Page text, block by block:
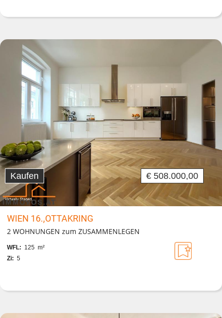
Kaufen € 508.000,00
WIEN 16.,OTTAKRING
2 WOHNUNGEN zum ZUSAMMENLEGEN
WFL: 125 m²
Zi: 5